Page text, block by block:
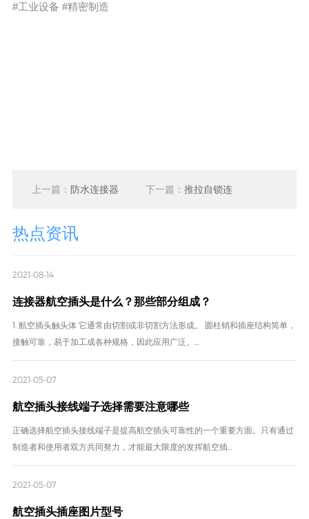
#工业设备 #精密制造
上一篇： 防水连接器
选型指南：以高品质
科连）解决方案
下一篇： 推拉自锁连
热点资讯
2021-08-14
连接器航空插头是什么？那些部分组成？
1. 航空插头触头体 它通常由切割或非切割方法形成。 圆柱销和插座结构简单，
接触可靠，易于加工成各种规格，因此应用广泛。...
2021-05-07
航空插头接线端子选择需要注意哪些
正确选择航空插头接线端子是提高航空插头可靠性的一个重要方面。只有通过
制造者和使用者双方共同努力，才能最大限度的发挥航空插...
2021-05-07
航空插头插座图片型号